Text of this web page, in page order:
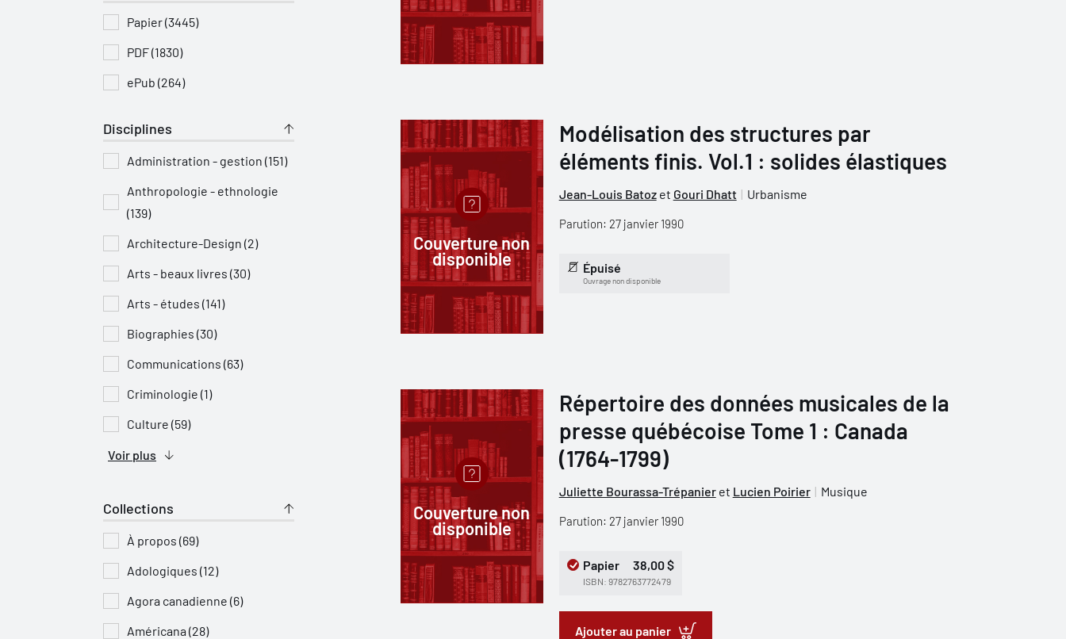
Papier (3445)
PDF (1830)
ePub (264)
Disciplines
Administration - gestion (151)
Anthropologie - ethnologie
(139)
Architecture-Design (2)
Arts - beaux livres (30)
Arts - études (141)
Biographies (30)
Communications (63)
Criminologie (1)
Culture (59)
Voir plus
Collections
À propos (69)
Adologiques (12)
Agora canadienne (6)
Américana (28)
Couverture non
disponible
Modélisation des structures par
éléments finis. Vol.1 : solides élastiques
Jean-Louis Batozet Gouri Dhatt Urbanisme
Parution: 27 janvier 1990
Épuisé
Ouvrage non disponible
Couverture non
disponible
Répertoire des données musicales de la
presse québécoise Tome 1 : Canada
(1764-1799)
Juliette Bourassa-Trépanieret Lucien Poirier Musique
Parution: 27 janvier 1990
Papier 38,00 $
ISBN: 9782763772479
Ajouter au panier